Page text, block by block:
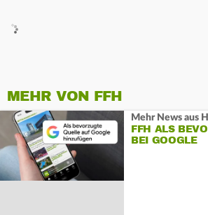
MEHR VON FFH
Mehr News aus
FFH ALS
BEI GOOGLE